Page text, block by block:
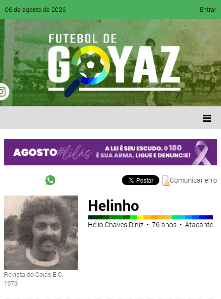
06 de agosto de 2026 Entrar
Comunicar erro
Revista do Goiás E.C.
1973
Helinho
Hélio Chaves Diniz • 76 anos • Atacante